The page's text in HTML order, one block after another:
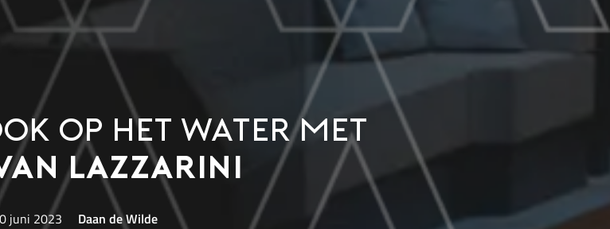
op het water met
Lazzarini
juni 2023 Daan de Wilde